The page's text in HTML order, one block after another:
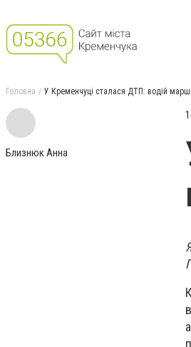
Головна У Кременчуці сталася ДТП: водій
Близнюк Анна